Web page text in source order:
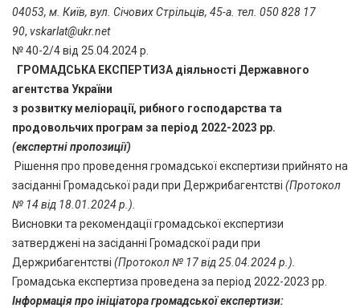
04053, м. Київ, вул. Січових Стрільців, 45-а. тел. 050 828 17
90, vskarlat@ukr.net
№ 40-2/4 від 25.04.2024 р.
ГРОМАДСЬКА ЕКСПЕРТИЗА діяльності Державного
агентства України
з розвитку меліорації, рибного господарства та
продовольчих програм за період 2022-2023 рр.
(експертні пропозиції)
Рішення про проведення громадської експертизи прийнято на
засіданні Громадської ради при Держрибагентстві (Протокол
№ 14 від 18.01.2024 р.).
Висновки та рекомендації громадської експертизи
затверджені на засіданні Громадскої ради при
Держрибагентстві (Протокол № 17 від 25.04.2024 р.).
Громадська експертиза проведена за період 2022-2023 рр.
Інформація про ініціатора громадської експертизи: